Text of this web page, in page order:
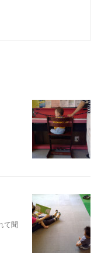
て聞